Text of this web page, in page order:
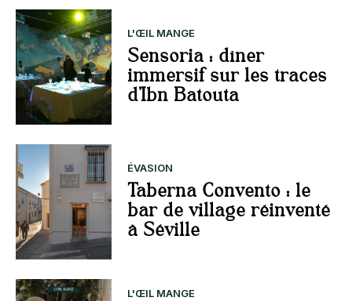
L'ŒIL MANGE
Sensoria : dîner
immersif sur les traces
d’Ibn Batouta
ÉVASION
Taberna Convento : le
bar de village réinventé
à Séville
L'ŒIL MANGE